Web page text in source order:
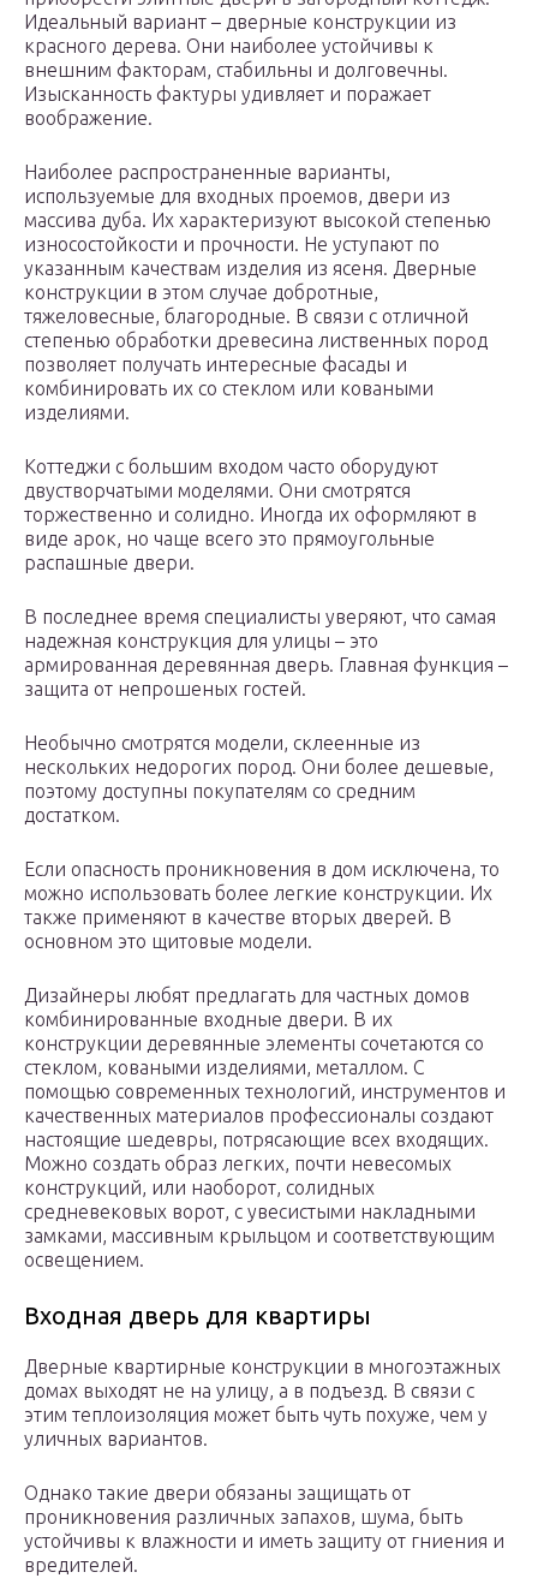
Идеальный вариант – дверные конструкции из
красного дерева. Они наиболее устойчивы к
внешним факторам, стабильны и долговечны.
Изысканность фактуры удивляет и поражает
воображение.
Наиболее распространенные варианты,
используемые для входных проемов, двери из
массива дуба. Их характеризуют высокой степенью
износостойкости и прочности. Не уступают по
указанным качествам изделия из ясеня. Дверные
конструкции в этом случае добротные,
тяжеловесные, благородные. В связи с отличной
степенью обработки древесина лиственных пород
позволяет получать интересные фасады и
комбинировать их со стеклом или коваными
изделиями.
Коттеджи с большим входом часто оборудуют
двустворчатыми моделями. Они смотрятся
торжественно и солидно. Иногда их оформляют в
виде арок, но чаще всего это прямоугольные
распашные двери.
В последнее время специалисты уверяют, что самая
надежная конструкция для улицы – это
армированная деревянная дверь. Главная функция –
защита от непрошеных гостей.
Необычно смотрятся модели, склеенные из
нескольких недорогих пород. Они более дешевые,
поэтому доступны покупателям со средним
достатком.
Если опасность проникновения в дом исключена, то
можно использовать более легкие конструкции. Их
также применяют в качестве вторых дверей. В
основном это щитовые модели.
Дизайнеры любят предлагать для частных домов
комбинированные входные двери. В их
конструкции деревянные элементы сочетаются со
стеклом, коваными изделиями, металлом. С
помощью современных технологий, инструментов и
качественных материалов профессионалы создают
настоящие шедевры, потрясающие всех входящих.
Можно создать образ легких, почти невесомых
конструкций, или наоборот, солидных
средневековых ворот, с увесистыми накладными
замками, массивным крыльцом и соответствующим
освещением.
Входная дверь для квартиры
Дверные квартирные конструкции в многоэтажных
домах выходят не на улицу, а в подъезд. В связи с
этим теплоизоляция может быть чуть похуже, чем у
уличных вариантов.
Однако такие двери обязаны защищать от
проникновения различных запахов, шума, быть
устойчивы к влажности и иметь защиту от гниения и
вредителей.